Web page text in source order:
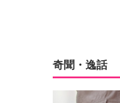
奇聞・逸話